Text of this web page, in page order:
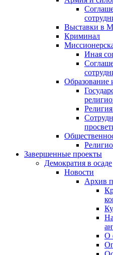
Выставки в
Криминал
Иная
Образование
Завершенные проекты
Демократия в осаде
Новости
Архив
О